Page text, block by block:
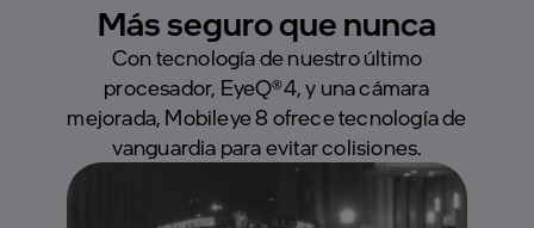
Más seguro que nunca
Con tecnología de nuestro último
procesador, EyeQ®4, y una cámara
mejorada, Mobileye 8 ofrece tecnología de
vanguardia para evitar colisiones.